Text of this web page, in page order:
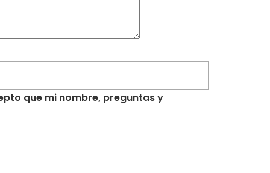
que mi nombre, preguntas y